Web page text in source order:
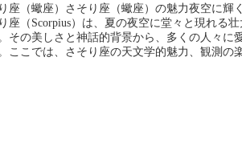
座（蠍座）さそり座（蠍座）の魅力夜空に輝
座（Scorpius）は、夏の夜空に堂々と現れる
その美しさと神話的背景から、多くの人々に
ここでは、さそり座の天文学的魅力、観測の